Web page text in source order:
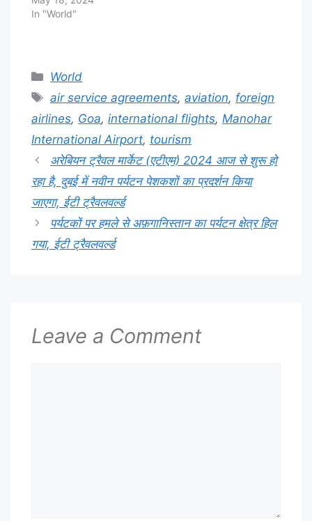
In "World"
Categories
World
Tags
air service agreements,aviation, foreign
airlines, Goa, international flights, Manohar
International Airport, tourism
अरेबियन ट्रैवल मार्केट (एटीएम) 2024 आज से शुरू हो
रहा है, दुबई में नवीन पर्यटन पेशकशों का प्रदर्शन किया
जाएगा, ईटी ट्रैवलवर्ल्ड
पर्यटकों पर हमले से अफ़गानिस्तान का पर्यटन क्षेत्र हिल
गया, ईटी ट्रैवलवर्ल्ड
Leave a Comment